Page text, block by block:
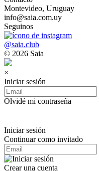
Montevideo, Uruguay
info@saia.com.uy
Seguinos
@saia.club
© 2026 Saia
×
Iniciar sesión
Olvidé mi contraseña
Iniciar sesión
Continuar como invitado
Crear una cuenta